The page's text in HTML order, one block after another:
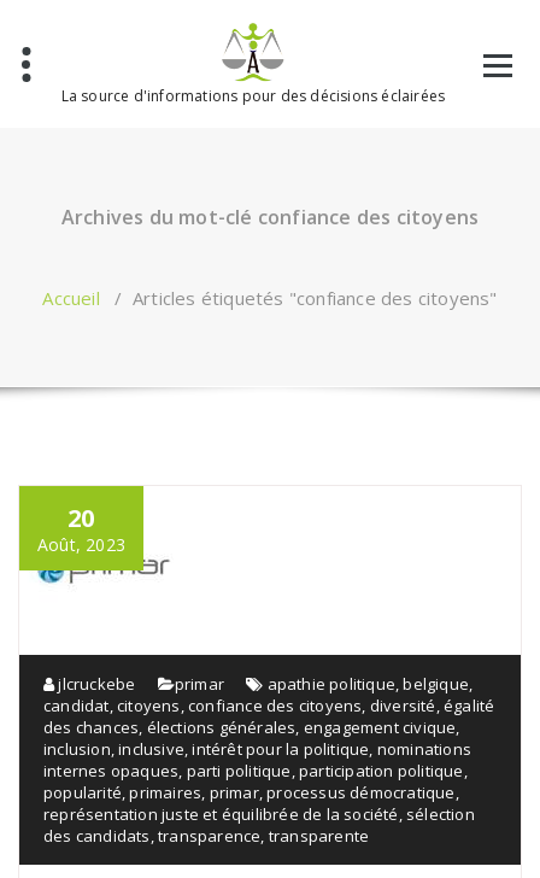
contenu
La source d'informations pour des décisions éclairées
Archives du mot-clé confiance des citoyens
Accueil / Articles étiquetés "confiance des citoyens"
20
Août, 2023
jlcruckebe primar apathie politique ,belgique
candidat ,citoyens ,confiance des citoyens diversité ,égalité
des chances élections générales engagement civique
inclusion ,inclusive ,intérêt pour la politique nominations
internes opaques parti politique ,participation politique
popularité ,primaires primar,processus démocratique
représentation juste et équilibrée de la société sélection
des candidats ,transparence transparente